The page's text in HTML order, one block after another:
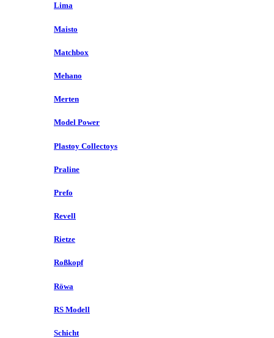
Lima
Maisto
Matchbox
Mehano
Merten
Model Power
Plastoy Collectoys
Praline
Prefo
Revell
Rietze
Roßkopf
Röwa
RS Modell
Schicht